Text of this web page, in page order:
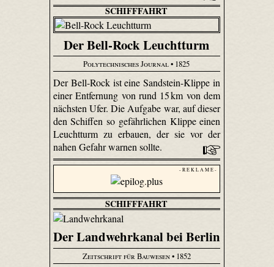
SCHIFFFAHRT
Der Bell-Rock Leuchtturm
Polytechnisches Journal• 1825
Der Bell-Rock ist eine Sandstein-Klippe in
einer Entfernung von rund 15 km von dem
nächsten Ufer. Die Aufgabe war, auf dieser
den Schiffen so gefährlichen Klippe einen
Leuchtturm zu erbauen, der sie vor der
nahen Gefahr warnen sollte.
- R E K L A M E -
SCHIFFFAHRT
Der Landwehrkanal bei Berlin
Zeitschrift für Bauwesen• 1852